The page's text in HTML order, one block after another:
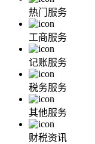
热门服务
工商服务
记账服务
税务服务
其他服务
财税资讯